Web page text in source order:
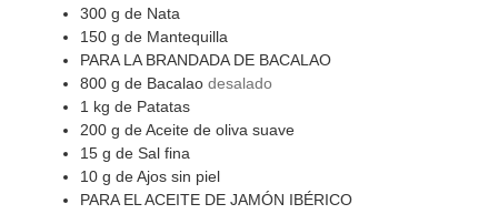
300 g de Nata
150 g de Mantequilla
PARA LA BRANDADA DE BACALAO
800 g de Bacalao desalado
1 kg de Patatas
200 g de Aceite de oliva suave
15 g de Sal fina
10 g de Ajos sin piel
PARA EL ACEITE DE JAMÓN IBÉRICO